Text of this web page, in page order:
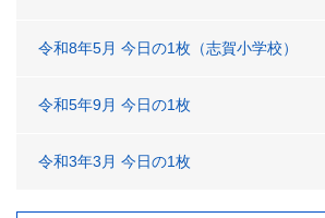
令和8年5月 今日の1枚（志賀小学校）
令和5年9月 今日の1枚
令和3年3月 今日の1枚